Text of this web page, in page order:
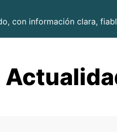
con información clara,